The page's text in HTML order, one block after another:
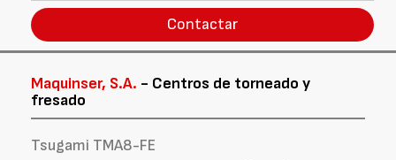
Contactar
Maquinser, S.A. - Centros de torneado y
fresado
Tsugami TMA8-FE